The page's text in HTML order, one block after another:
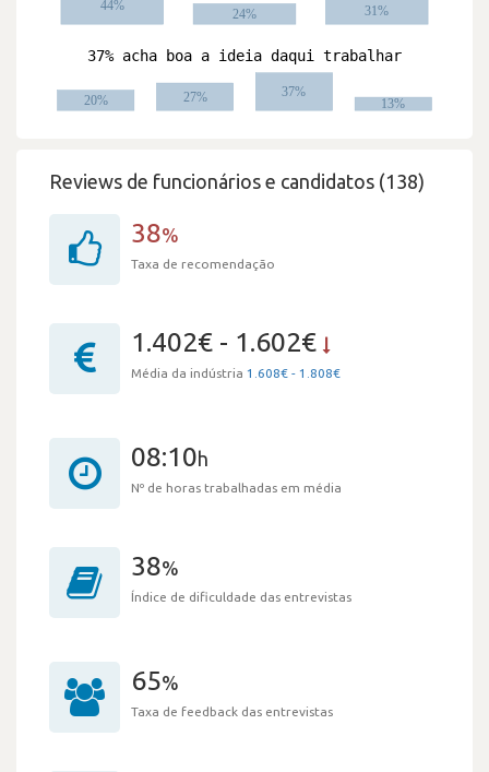
Reviews de funcionários e candidatos (138)
38%
Taxa de recomendação
1.402€ - 1.602€
Média da indústria 1.608€ - 1.808€
08:10h
Nº de horas trabalhadas em média
38%
Índice de dificuldade das entrevistas
65%
Taxa de feedback das entrevistas